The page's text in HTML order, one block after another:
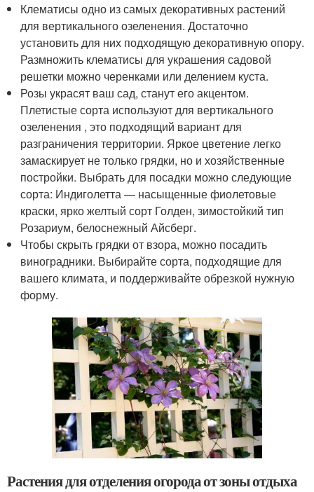
Клематисы одно из самых декоративных растений
для вертикального озеленения. Достаточно
установить для них подходящую декоративную опору.
Размножить клематисы для украшения садовой
решетки можно черенками или делением куста.
Розы украсят ваш сад, станут его акцентом.
Плетистые сорта используют для вертикального
озеленения , это подходящий вариант для
разграничения территории. Яркое цветение легко
замаскирует не только грядки, но и хозяйственные
постройки. Выбрать для посадки можно следующие
сорта: Индиголетта — насыщенные фиолетовые
краски, ярко желтый сорт Голден, зимостойкий тип
Розариум, белоснежный Айсберг.
Чтобы скрыть грядки от взора, можно посадить
виноградники. Выбирайте сорта, подходящие для
вашего климата, и поддерживайте обрезкой нужную
форму.
Растения для отделения огорода от зоны отдыха